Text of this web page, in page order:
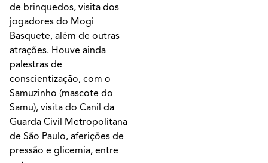
de brinquedos, visita dos
jogadores do Mogi
Basquete, além de outras
atrações. Houve ainda
palestras de
conscientização, com o
Samuzinho (mascote do
Samu), visita do Canil da
Guarda Civil Metropolitana
de São Paulo, aferições de
pressão e glicemia, entre